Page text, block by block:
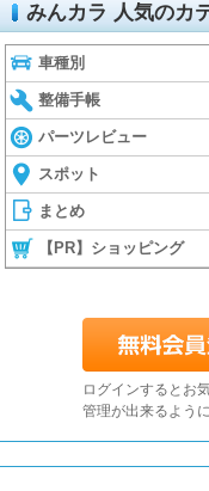
みんカラ 人気のカ
車種別
整備手帳
パーツレビュー
スポット
まとめ
【PR】ショッピング
ログインするとお
管理が出来るよう